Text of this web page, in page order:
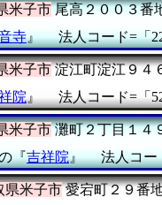
米子市尾高２００３番
寺』 法人コード=「
米子市淀江町淀江９４
院 』 法人コード=「
米子市灘町２丁目１４
『吉祥院』 法人コー
県米子市愛宕町２９番